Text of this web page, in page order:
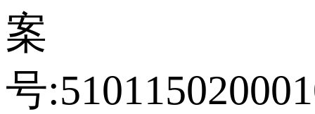
案
号